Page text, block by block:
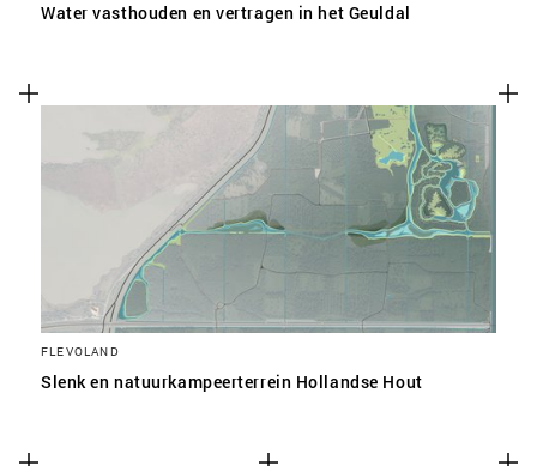
Water vasthouden en vertragen in het Geuldal
FLEVOLAND
Slenk en natuurkampeerterrein Hollandse Hout